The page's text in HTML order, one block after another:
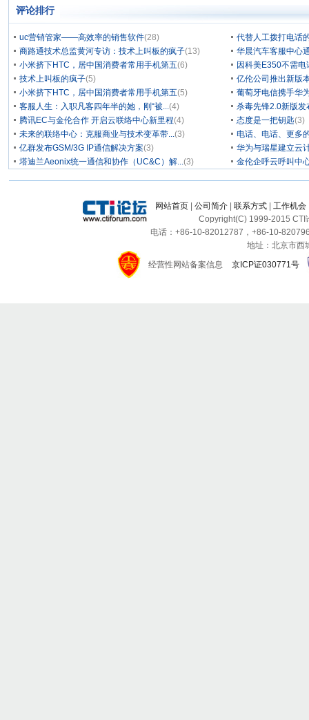
评论排行
uc营销管家——高效率的销售软件(28)
代替人工拨打电话
商路通技术总监黄河专访：技术上叫板的疯子(13)
华晨汽车客服中心
小米挤下HTC，居中国消费者常用手机第五(6)
因科美E350不需
技术上叫板的疯子(5)
亿伦公司推出新版
小米挤下HTC，居中国消费者常用手机第五(5)
葡萄牙电信携手华
客服人生：入职凡客四年半的她，刚“被...(4)
杀毒先锋2.0新版发
腾讯EC与金伦合作 开启云联络中心新里程(4) 态度是一把钥匙(3)
未来的联络中心：克服商业与技术变革带...(3)
电话、电话、更多
亿群发布GSM/3G IP通信解决方案(3)
华为与瑞星建立云
塔迪兰Aeonix统一通信和协作（UC&C）解...(3) 金伦企呼云呼叫中
网站首页 公司简介 联系方式 工作机会
Copyright(C) 1999-2015 CTI
电话：+86-10-82012787，+86-10-
地址：北京市西
经营性网站备案信息
京ICP证030771号